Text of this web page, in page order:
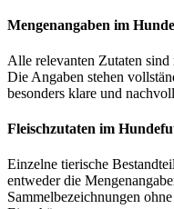
Mengenangaben im
Alle relevanten Zutaten sind
Die Angaben stehen
besonders klare und
Fleischzutaten im
Einzelne tierische
entweder die
Sammelbezeichnungen